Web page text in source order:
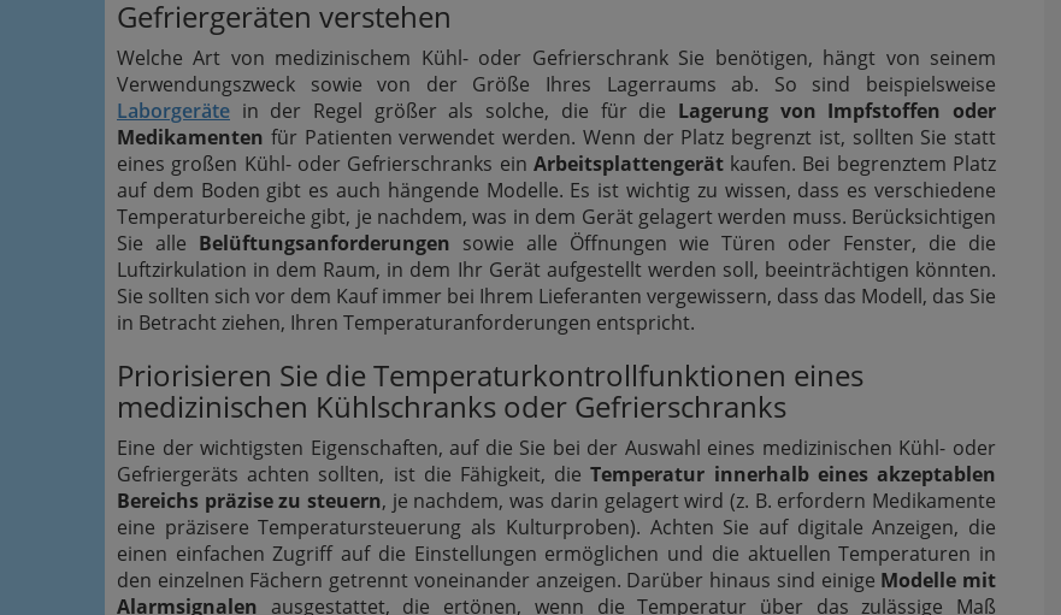
Gefriergeräten verstehen
Welche Art von medizinischem Kühl- oder Gefrierschrank Sie benötigen, hängt von seinem
Verwendungszweck sowie von der Größe Ihres Lagerraums ab. So sind beispielsweise
Laborgeräte in der Regel größer als solche, die für die Lagerung von Impfstoffen oder
Medikamenten für Patienten verwendet werden. Wenn der Platz begrenzt ist, sollten Sie statt
eines großen Kühl- oder Gefrierschranks ein Arbeitsplattengerätkaufen. Bei begrenztem Platz
auf dem Boden gibt es auch hängende Modelle. Es ist wichtig zu wissen, dass es verschiedene
Temperaturbereiche gibt, je nachdem, was in dem Gerät gelagert werden muss. Berücksichtigen
Sie alle Belüftungsanforderungen sowie alle Öffnungen wie Türen oder Fenster, die die
Luftzirkulation in dem Raum, in dem Ihr Gerät aufgestellt werden soll, beeinträchtigen könnten.
Sie sollten sich vor dem Kauf immer bei Ihrem Lieferanten vergewissern, dass das Modell, das Sie
in Betracht ziehen, Ihren Temperaturanforderungen entspricht.
Priorisieren Sie die Temperaturkontrollfunktionen eines
medizinischen Kühlschranks oder Gefrierschranks
Eine der wichtigsten Eigenschaften, auf die Sie bei der Auswahl eines medizinischen Kühl- oder
Gefriergeräts achten sollten, ist die Fähigkeit, dieTemperatur innerhalb eines akzeptablen
Bereichs präzise zu steuern, je nachdem, was darin gelagert wird (z. B. erfordern Medikamente
eine präzisere Temperatursteuerung als Kulturproben). Achten Sie auf digitale Anzeigen, die
einen einfachen Zugriff auf die Einstellungen ermöglichen und die aktuellen Temperaturen in
den einzelnen Fächern getrennt voneinander anzeigen. Darüber hinaus sind einige Modelle mit
Alarmsignalen ausgestattet, die ertönen, wenn die Temperatur über das zulässige Maß